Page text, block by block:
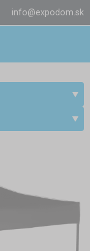
info@expodom.sk